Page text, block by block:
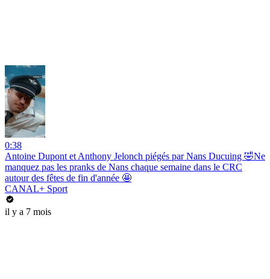
0:38
Antoine Dupont et Anthony Jelonch piégés par Nans Ducuing 🤣Ne
manquez pas les pranks de Nans chaque semaine dans le CRC
autour des fêtes de fin d'année 🤩
CANAL+ Sport
il y a 7 mois